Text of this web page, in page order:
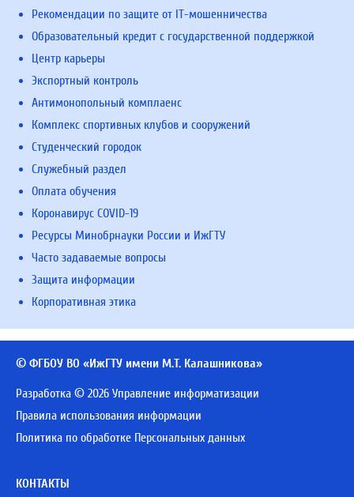
Рекомендации по защите от IT-мошенничества
Образовательный кредит с государственной поддержкой
Центр карьеры
Экспортный контроль
Антимонопольный комплаенс
Комплекс спортивных клубов и сооружений
Студенческий городок
Служебный раздел
Оплата обучения
Коронавирус COVID-19
Ресурсы Минобрнауки России и ИжГТУ
Часто задаваемые вопросы
Защита информации
Корпоративная этика
© ФГБОУ ВО «ИжГТУ имени М.Т. Калашникова»
Разработка © 2026 Управление информатизации
Правила использования информации
Политика по обработке Персональных данных
КОНТАКТЫ